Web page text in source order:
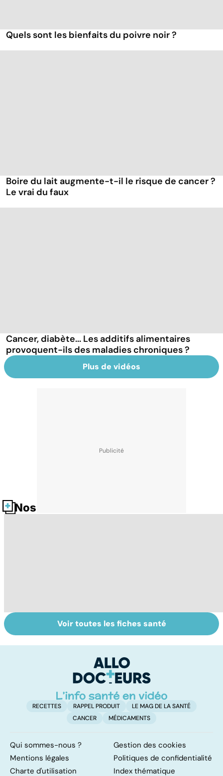
Quels sont les bienfaits du poivre noir ?
Boire du lait augmente-t-il le risque de cancer ?
Le vrai du faux
Cancer, diabète... Les additifs alimentaires
provoquent-ils des maladies chroniques ?
Plus de vidéos
Nos fiches santé
HPV : tout savoir
sur les
La tuberculose
pulmonaire
Voir toutes les fiches santé
RECETTES RAPPEL PRODUIT
LE MAG DE LA SANTÉ
CANCER
MÉDICAMENTS
Qui sommes-nous ?
Gestion des cookies
Mentions légales
Politiques de confidentialité
Charte d'utilisation
Index thématique